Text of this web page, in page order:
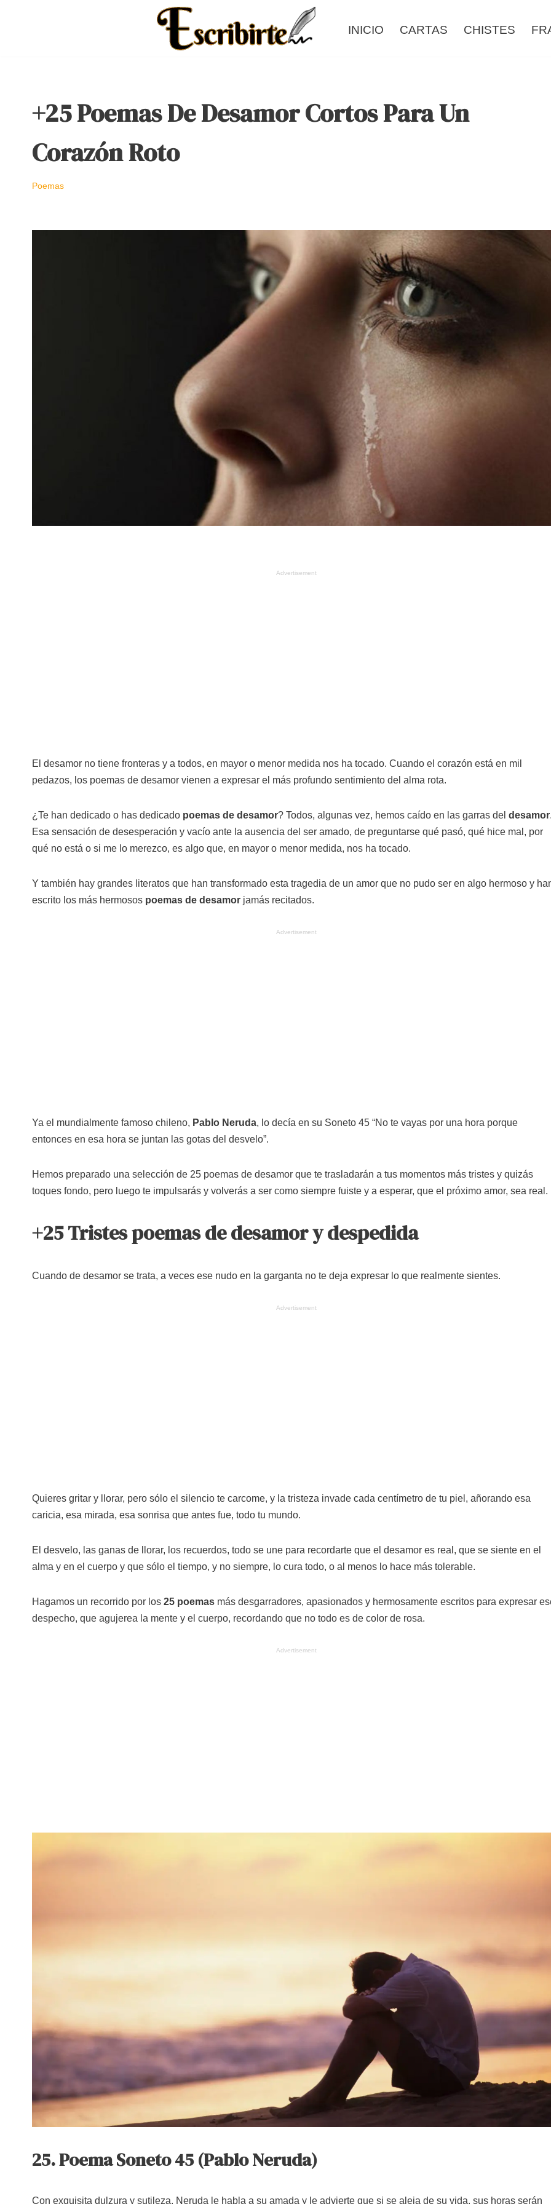
INICIO CARTAS CHISTES
+25 Poemas De Desamor Cortos Para Un
Corazón Roto
Poemas
Advertisement
El desamor no tiene fronteras y a todos, en mayor o menor medida nos ha tocado. Cuando el corazón está en mil
pedazos, los poemas de desamor vienen a expresar el más profundo sentimiento del alma rota.
¿Te han dedicado o has dedicado poemas de desamor? Todos, algunas vez, hemos caído en las garras del desamor
Esa sensación de desesperación y vacío ante la ausencia del ser amado, de preguntarse qué pasó, qué hice mal, por
qué no está o si me lo merezco, es algo que, en mayor o menor medida, nos ha tocado.
Y también hay grandes literatos que han transformado esta tragedia de un amor que no pudo ser en algo hermoso y
escrito los más hermosos poemas de desamor jamás recitados.
Advertisement
Ya el mundialmente famoso chileno, Pablo Neruda, lo decía en su Soneto 45 “No te vayas por una hora porque
entonces en esa hora se juntan las gotas del desvelo”.
Hemos preparado una selección de 25 poemas de desamor que te trasladarán a tus momentos más tristes y quizás
toques fondo, pero luego te impulsarás y volverás a ser como siempre fuiste y a esperar, que el próximo amor, sea real.
+25 Tristes poemas de desamor y despedida
Cuando de desamor se trata, a veces ese nudo en la garganta no te deja expresar lo que realmente sientes.
Advertisement
Quieres gritar y llorar, pero sólo el silencio te carcome, y la tristeza invade cada centímetro de tu piel, añorando esa
caricia, esa mirada, esa sonrisa que antes fue, todo tu mundo.
El desvelo, las ganas de llorar, los recuerdos, todo se une para recordarte que el desamor es real, que se siente en el
alma y en el cuerpo y que sólo el tiempo, y no siempre, lo cura todo, o al menos lo hace más tolerable.
Hagamos un recorrido por los 25 poemas más desgarradores, apasionados y hermosamente escritos para expresar
despecho, que agujerea la mente y el cuerpo, recordando que no todo es de color de rosa.
Advertisement
25. Poema Soneto 45 (Pablo Neruda)
Con exquisita dulzura y sutileza, Neruda le habla a su amada y le advierte que si se aleja de su vida, sus horas serán